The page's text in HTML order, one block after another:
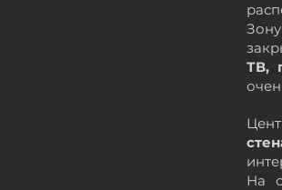
ТВ,
На